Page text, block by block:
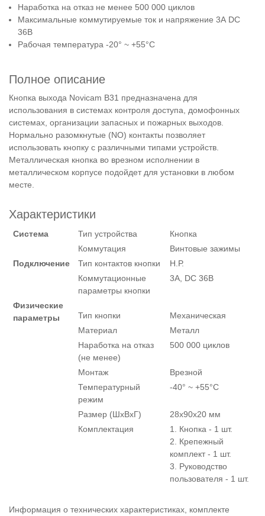
Наработка на отказ не менее 500 000 циклов
Максимальные коммутируемые ток и напряжение 3А DC
36В
Рабочая температура -20° ~ +55°С
Полное описание
Кнопка выхода Novicam B31 предназначена для
использования в системах контроля доступа, домофонных
системах, организации запасных и пожарных выходов.
Нормально разомкнутые (NO) контакты позволяет
использовать кнопку с различными типами устройств.
Металлическая кнопка во врезном исполнении в
металлическом корпусе подойдет для установки в любом
месте.
Характеристики
Система Тип устройства
Кнопка
Коммутация
Винтовые зажимы
Подключение
Тип контактов кнопки
Н.Р.
Коммутационные
параметры кнопки
3А, DC 36В
Физические
параметры
Тип кнопки
Механическая
Материал
Металл
Наработка на отказ
(не менее)
500 000 циклов
Монтаж
Врезной
Температурный
режим
-40° ~ +55°С
Размер (ШxВxГ)
28х90х20 мм
Комплектация
1. Кнопка - 1 шт.
2. Крепежный
комплект - 1 шт.
3. Руководство
пользователя - 1 шт.
Информация о технических характеристиках, комплекте